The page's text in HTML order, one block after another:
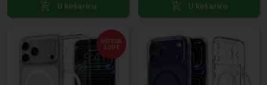
U košaricu U košaricu
UŠTEDA
2,00 €